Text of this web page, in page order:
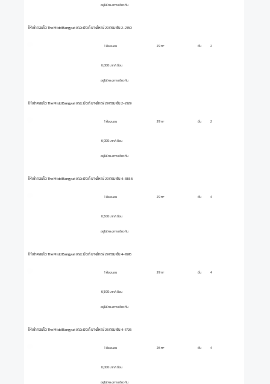
อยู่ในโครงการเดียวกัน
ให้เช่าคอนโด The Midd Bangyai เดอะ มิดด์ บางใหญ่ 29 ตรม ชั้น 2-2150
1 ห้องนอน
6,000 บาท/เดือน
ชั้น
29 m² 2
อยู่ในโครงการเดียวกัน
ให้เช่าคอนโด The Midd Bangyai เดอะ มิดด์ บางใหญ่ 29 ตรม ชั้น 2-2129
1 ห้องนอน
6,000 บาท/เดือน
ชั้น
29 m² 2
อยู่ในโครงการเดียวกัน
ให้เช่าคอนโด The Midd Bangyai เดอะ มิดด์ บางใหญ่ 29 ตรม ชั้น 4-1886
1 ห้องนอน
6,500 บาท/เดือน
ชั้น
29 m² 4
อยู่ในโครงการเดียวกัน
ให้เช่าคอนโด The Midd Bangyai เดอะ มิดด์ บางใหญ่ 29 ตรม ชั้น 4-1695
1 ห้องนอน
6,500 บาท/เดือน
ชั้น
29 m² 4
อยู่ในโครงการเดียวกัน
ให้เช่าคอนโด The Midd Bangyai เดอะ มิดด์ บางใหญ่ 26 ตรม ชั้น 4-1726
1 ห้องนอน
6,000 บาท/เดือน
ชั้น
26 m² 4
อยู่ในโครงการเดียวกัน